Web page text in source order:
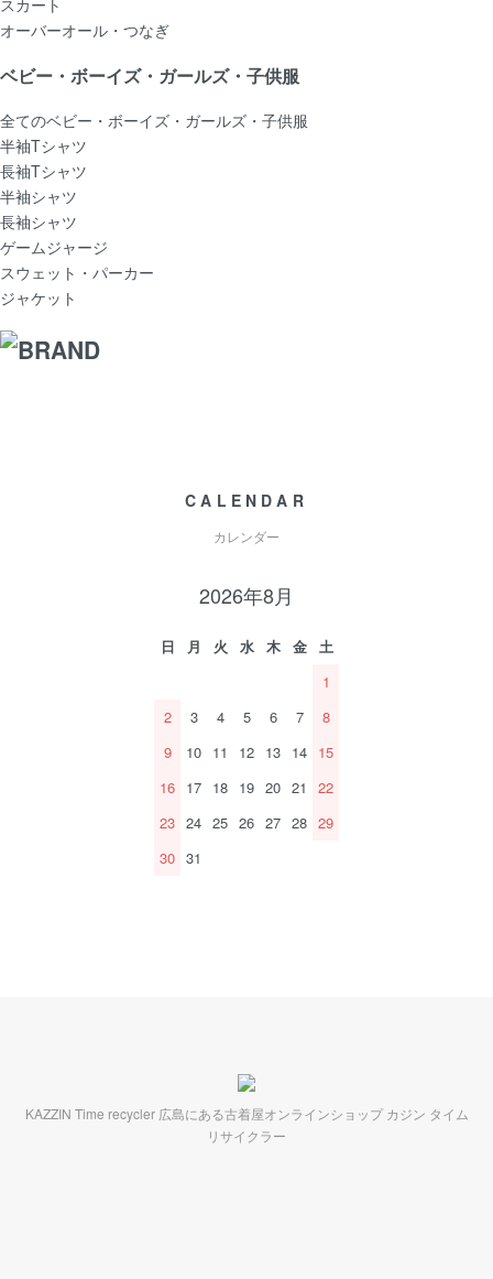
オーバーオール・つなぎ
ベビー・ボーイズ・ガールズ・子供服
全てのベビー・ボーイズ・ガールズ・子供服
半袖Tシャツ
長袖Tシャツ
半袖シャツ
長袖シャツ
ゲームジャージ
スウェット・パーカー
ジャケット
CALENDAR
カレンダー
2026年8月
日 月 火 水 木 金
土
1
2
3 4 5 6 7
8
9
10 11 12 13 14 15
16 17 18 19 20 21
22
23 24 25 26 27 28 29
30 31
KAZZIN Time recycler 広島にある古着屋オンラインショップ カジン タイム
リサイクラー